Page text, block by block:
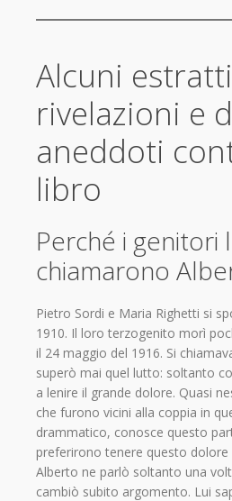
Alcuni
rivelazioni e
aneddoti
libro
Perché i genitori
chiamarono
Pietro Sordi e Maria Righetti si
1910. Il loro terzogenito morì
il 24 maggio del 1916. Si
superò mai quel lutto: soltanto
a lenire il grande dolore. Quasi
che furono vicini alla coppia in
drammatico, conosce questo
preferirono tenere questo
Alberto ne parlò soltanto una
cambiò subito argomento. Lui